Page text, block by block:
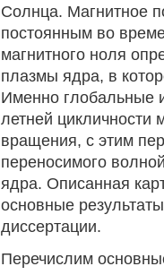
Солнца. Магнитное
постоянным во
магнитного ноля
плазмы ядра, в
Именно глобальные
летней цикличности
вращения, с этим
переносимого
ядра. Описанная
основные
диссертации.
Перечислим